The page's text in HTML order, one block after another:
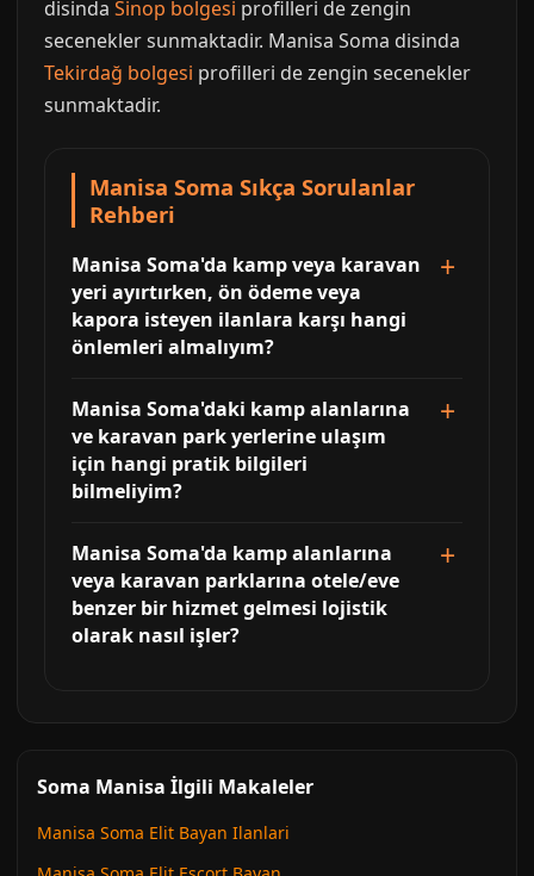
disinda Sinop bolgesi profilleri de zengin
secenekler sunmaktadir. Manisa Soma disinda
Tekirdağ bolgesi profilleri de zengin secenekler
sunmaktadir.
Manisa Soma Sıkça Sorulanlar
Rehberi
Manisa Soma'da kamp veya karavan
yeri ayırtırken, ön ödeme veya
kapora isteyen ilanlara karşı hangi
önlemleri almalıyım?
Manisa Soma'daki kamp alanlarına
ve karavan park yerlerine ulaşım
için hangi pratik bilgileri
bilmeliyim?
Manisa Soma'da kamp alanlarına
veya karavan parklarına otele/eve
benzer bir hizmet gelmesi lojistik
olarak nasıl işler?
Soma Manisa İlgili Makaleler
Manisa Soma Elit Bayan Ilanlari